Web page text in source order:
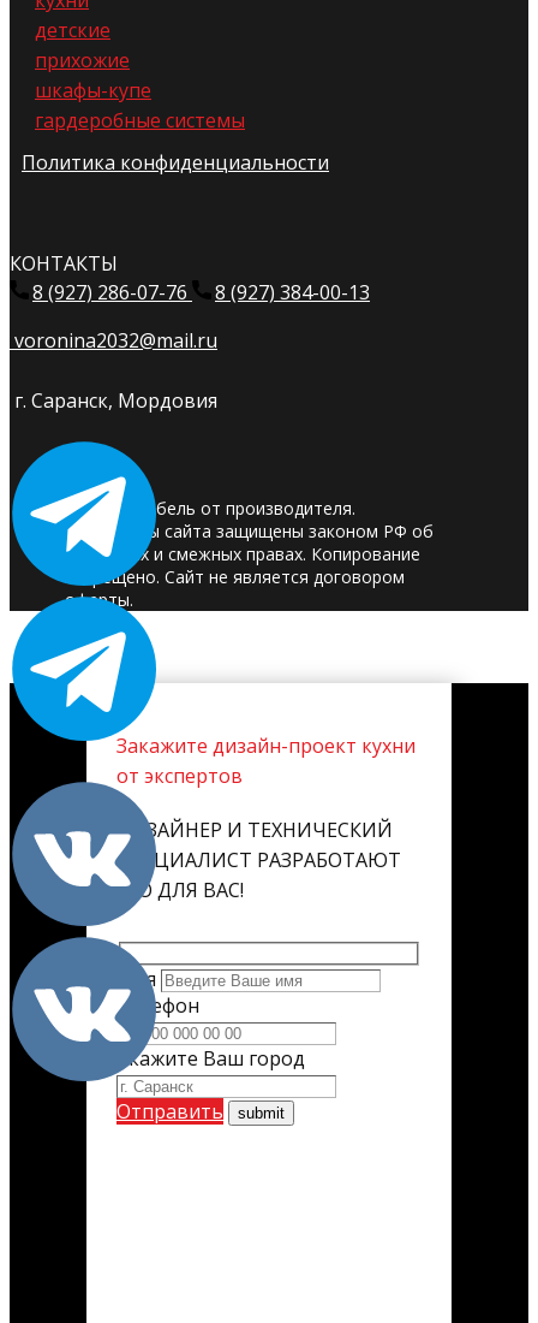
детские
прихожие
шкафы-купе
гардеробные системы
Политика конфиденциальности
КОНТАКТЫ
8 (927) 286-07-76
8 (927) 384-00-13
voronina2032@mail.ru
г. Саранск, Мордовия
© 2025. Мебель от производителя.
Материалы сайта защищены законом РФ об
авторских и смежных правах. Копирование
запрещено. Сайт не является договором
оферты.
Закажите дизайн-проект кухни
от экспертов
ДИЗАЙНЕР И ТЕХНИЧЕСКИЙ
СПЕЦИАЛИСТ РАЗРАБОТАЮТ
ЕГО ДЛЯ ВАС!
Имя
Телефон
Укажите Ваш город
Отправить